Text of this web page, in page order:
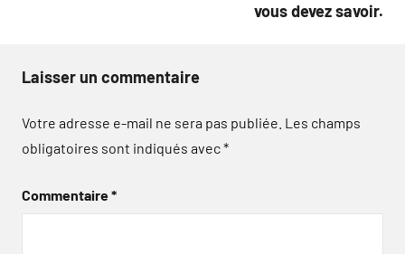
vous devez savoir.
Laisser un commentaire
Votre adresse e-mail ne sera pas publiée. Les champs
obligatoires sont indiqués avec*
Commentaire*